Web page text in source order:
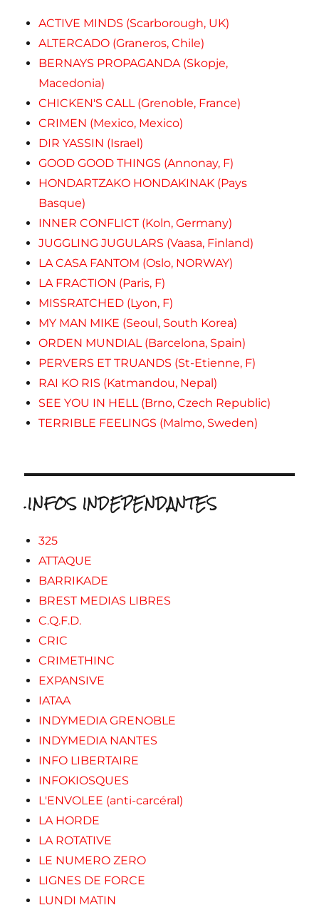
ACTIVE MINDS (Scarborough, UK)
ALTERCADO (Graneros, Chile)
BERNAYS PROPAGANDA (Skopje,
Macedonia)
CHICKEN'S CALL (Grenoble, France)
CRIMEN (Mexico, Mexico)
DIR YASSIN (Israel)
GOOD GOOD THINGS (Annonay, F)
HONDARTZAKO HONDAKINAK (Pays
Basque)
INNER CONFLICT (Koln, Germany)
JUGGLING JUGULARS (Vaasa, Finland)
LA CASA FANTOM (Oslo, NORWAY)
LA FRACTION (Paris, F)
MISSRATCHED (Lyon, F)
MY MAN MIKE (Seoul, South Korea)
ORDEN MUNDIAL (Barcelona, Spain)
PERVERS ET TRUANDS (St-Etienne, F)
RAI KO RIS (Katmandou, Nepal)
SEE YOU IN HELL (Brno, Czech Republic)
TERRIBLE FEELINGS (Malmo, Sweden)
.INFOS INDEPENDANTES
325
ATTAQUE
BARRIKADE
BREST MEDIAS LIBRES
C.Q.F.D.
CRIC
CRIMETHINC
EXPANSIVE
IATAA
INDYMEDIA GRENOBLE
INDYMEDIA NANTES
INFO LIBERTAIRE
INFOKIOSQUES
L'ENVOLEE (anti-carcéral)
LA HORDE
LA ROTATIVE
LE NUMERO ZERO
LIGNES DE FORCE
LUNDI MATIN